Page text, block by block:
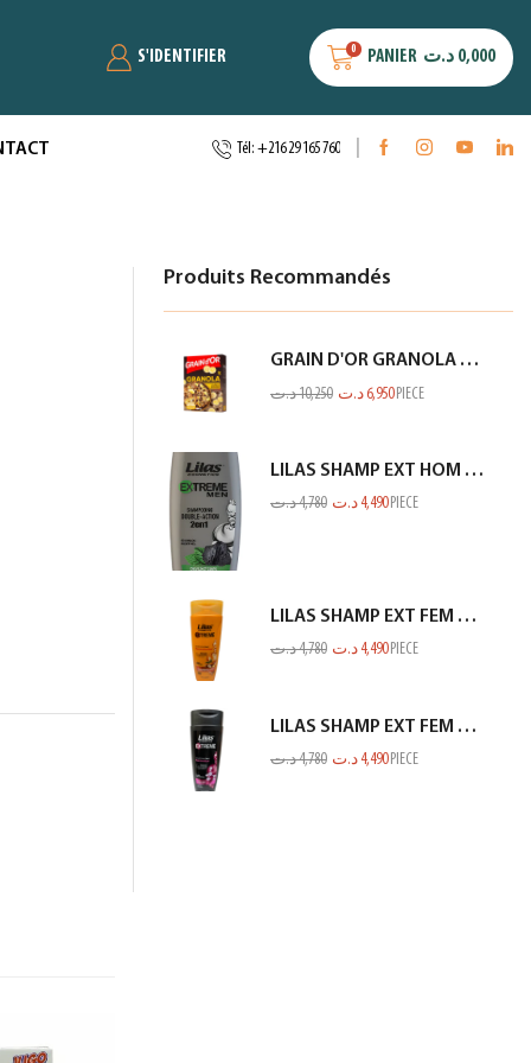
S'IDENTIFIER 0 PANIER 0,000 د.ت
Tél: +216 29 165 760
Produits Recommandés
GRAIN D'OR GRANOLA CHOCO BANANE 300GR
10,250د.ت 6,950 د.ت PIECE
LILAS SHAMP EXT HOM CHARBON GRIS 350ML
4,780د.ت 4,490 د.ت PIECE
LILAS SHAMP EXT FEM END ET CASS ORANGE 350ML
4,780د.ت 4,490 د.ت PIECE
LILAS SHAMP EXT FEM CHEV NOIR 350ML
4,780د.ت 4,490 د.ت PIECE